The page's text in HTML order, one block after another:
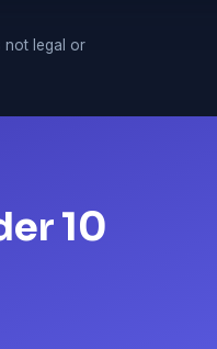
not legal or
10